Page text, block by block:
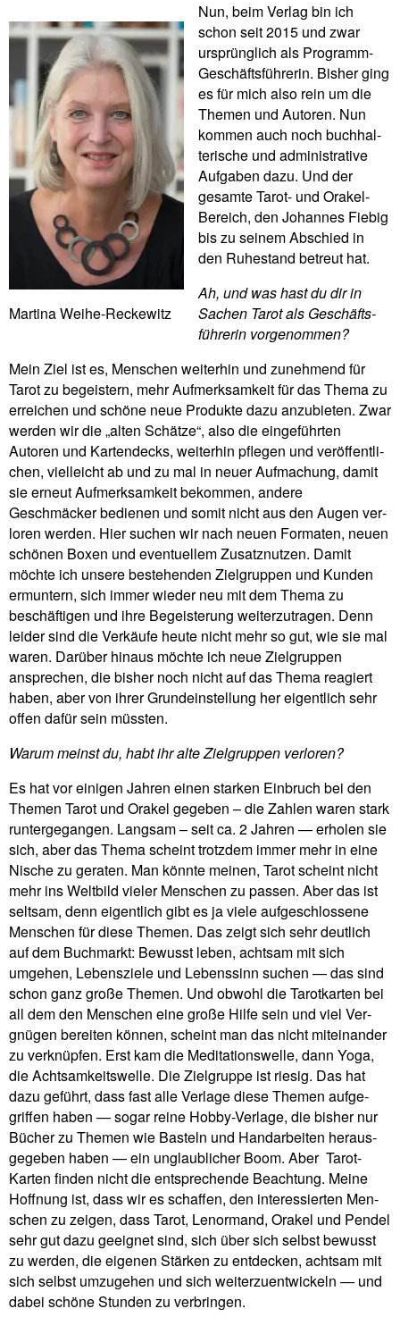
Mar­tina Weihe-Reckewitz
Nun, beim Verlag bin ich
schon seit 2015 und zwar
ursprüng­lich als Pro­gramm-
Geschäfts­füh­rerin. Bisher ging
es für mich also rein um die
Themen und Autoren. Nun
kommen auch noch buch­hal­
te­ri­sche und admi­ni­stra­tive
Auf­gaben dazu. Und der
gesamte Tarot- und Orakel-
Bereich, den Johannes Fiebig
bis zu seinem Abschied in
den Ruhe­stand betreut hat.
Ah, und was hast du dir in
Sachen Tarot als Geschäfts­
füh­rerin vor­ge­nommen?
Mein Ziel ist es, Men­schen wei­terhin und zuneh­mend für
Tarot zu begei­stern, mehr Auf­merk­sam­keit für das Thema zu
errei­chen und schöne neue Pro­dukte dazu anzu­bieten. Zwar
werden wir die „alten Schätze“, also die ein­ge­führten
Autoren und Kar­ten­decks, wei­terhin pflegen und ver­öf­fent­li­
chen, viel­leicht ab und zu mal in neuer Auf­ma­chung, damit
sie erneut Auf­merk­sam­keit bekommen, andere
Geschmäcker bedienen und somit nicht aus den Augen ver­
loren werden. Hier suchen wir nach neuen For­maten, neuen
schönen Boxen und even­tu­ellem Zusatz­nutzen. Damit
möchte ich unsere bestehenden Ziel­gruppen und Kunden
ermun­tern, sich immer wieder neu mit dem Thema zu
beschäf­tigen und ihre Begei­ste­rung wei­ter­zu­tragen. Denn
leider sind die Ver­käufe heute nicht mehr so gut, wie sie mal
waren. Dar­über hinaus möchte ich neue Ziel­gruppen
anspre­chen, die bisher noch nicht auf das Thema reagiert
haben, aber von ihrer Grund­ein­stel­lung her eigent­lich sehr
offen dafür sein müssten.
Warum meinst du, habt ihr alte Ziel­gruppen verloren?
Es hat vor einigen Jahren einen starken Ein­bruch bei den
Themen Tarot und Orakel gegeben – die Zahlen waren stark
run­ter­ge­gangen. Langsam – seit ca. 2 Jahren — erholen sie
sich, aber das Themascheinttrotzdem immer mehr in eine
Nische zu geraten. Man könnte meinen, Tarot scheint nicht
mehr ins Welt­bild vieler Men­schen zu passen. Aber das ist
seltsam, denn eigent­lich gibt es ja viele auf­ge­schlos­sene
Men­schen für diese Themen. Das zeigt sich sehr deut­lich
auf dem Buch­markt: Bewusst leben, achtsam mit sich
umgehen, Lebens­ziele und Lebens­sinn suchen — das sind
schon ganz große Themen. Und obwohl die Tarot­karten bei
all dem den Men­schen eine große Hilfe sein und viel Ver­
gnügen bereiten können, scheint man das nicht mit­ein­ander
zu ver­knüpfen. Erst kam die Medi­ta­ti­ons­welle, dann Yoga,
die Acht­sam­keits­welle. Die Ziel­gruppe ist riesig. Das hat
dazu geführt, dass fast alle Ver­lage diese Themen auf­ge­
griffen haben — sogar reine Hobby-Ver­lage, die bisher nur
Bücher zu Themen wie Basteln und Hand­ar­beiten her­aus­
ge­geben haben — ein unglaub­li­cher Boom. Aber Tarot-
Karten finden nicht die ent­spre­chende Beach­tung. Meine
Hoff­nung ist, dass wir es schaffen, den inter­es­sierten Men­
schen zu zeigen, dass Tarot, Lenor­mand, Orakel und Pendel
sehr gut dazu geeignet sind, sich über sich selbst bewusst
zu werden, die eigenen Stärken zu ent­decken, achtsam mit
sich selbst umzu­gehen und sich wei­ter­zu­ent­wickeln — und
dabei schöne Stunden zu verbringen.